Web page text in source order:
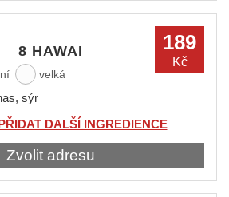
189
Kč
8 HAWAI
velká
sýr
DALŠÍ INGREDIENCE
Zvolit adresu